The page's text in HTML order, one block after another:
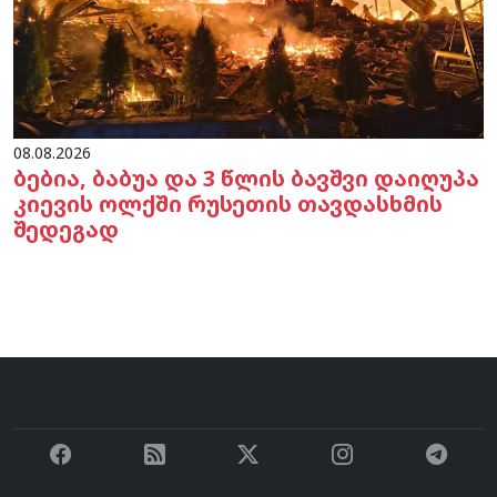
08.08.2026
ბებია, ბაბუა და 3 წლის ბავშვი დაიღუპა
კიევის ოლქში რუსეთის თავდასხმის
შედეგად